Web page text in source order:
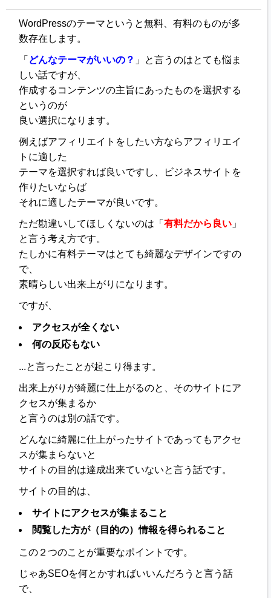
WordPressのテーマというと無料、有料のものが多
数存在します。
「 どんなテーマがいいの？ 」と言うのはとても悩ま
しい話ですが、
作成するコンテンツの主旨にあったものを選択する
というのが
良い選択になります。
例えばアフィリエイトをしたい方ならアフィリエイ
トに適した
テーマを選択すれば良いですし、ビジネスサイトを
作りたいならば
それに適したテーマが良いです。
ただ勘違いしてほしくないのは「有料だから良い 」
と言う考え方です。
たしかに有料テーマはとても綺麗なデザインですの
で、
素晴らしい出来上がりになります。
ですが、
アクセスが全くない
何の反応もない
...と言ったことが起こり得ます。
出来上がりが綺麗に仕上がるのと、そのサイトにア
クセスが集まるか
と言うのは別の話です。
どんなに綺麗に仕上がったサイトであってもアクセ
スが集まらないと
サイトの目的は達成出来ていないと言う話です。
サイトの目的は、
サイトにアクセスが集まること
閲覧した方が（目的の）情報を得られること
この２つのことが重要なポイントです。
じゃあSEOを何とかすればいいんだろうと言う話
で、